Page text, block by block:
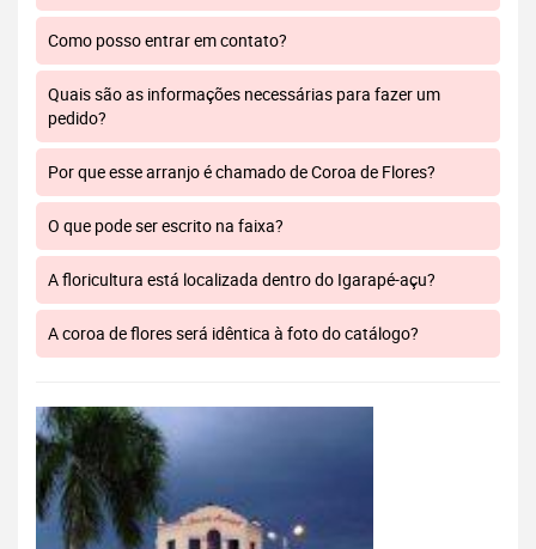
Como posso entrar em contato?
Quais são as informações necessárias para fazer um
pedido?
Por que esse arranjo é chamado de Coroa de Flores?
O que pode ser escrito na faixa?
A floricultura está localizada dentro do Igarapé-açu?
A coroa de flores será idêntica à foto do catálogo?